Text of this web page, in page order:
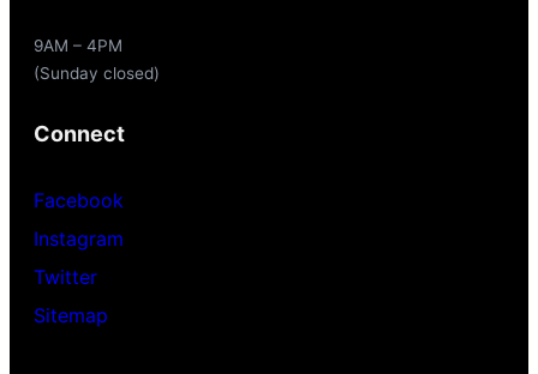
9AM – 4PM
(Sunday closed)
Connect
Facebook
Instagram
Twitter
Sitemap